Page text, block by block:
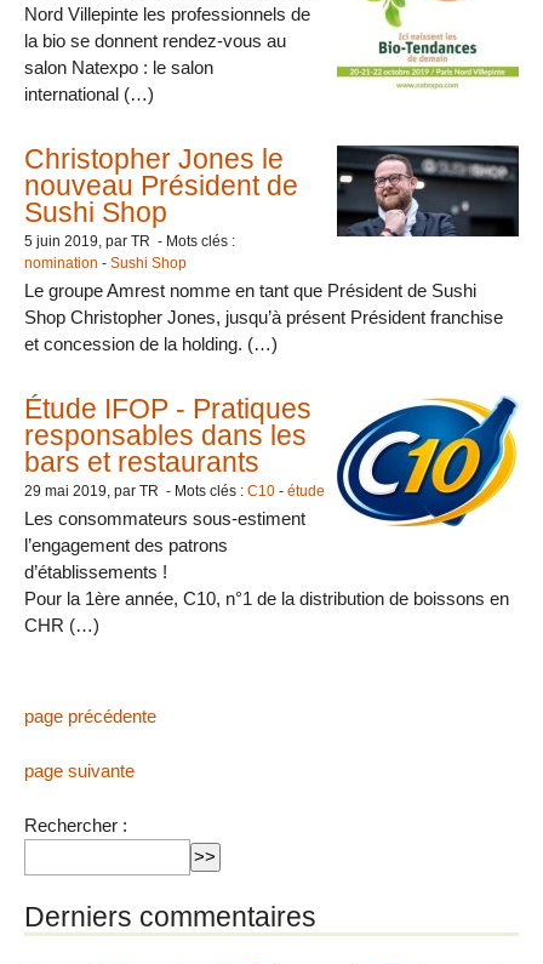
Nord Villepinte les professionnels de
la bio se donnent rendez-vous au
salon Natexpo : le salon
international (…)
Christopher Jones le
nouveau Président de
Sushi Shop
5 juin 2019, par TR - Mots clés :
nomination - Sushi Shop
Le groupe Amrest nomme en tant que Président de Sushi
Shop Christopher Jones, jusqu’à présent Président franchise
et concession de la holding. (…)
Étude IFOP - Pratiques
responsables dans les
bars et restaurants
29 mai 2019, par TR - Mots clés : C10 - étude
Les consommateurs sous-estiment
l’engagement des patrons
d’établissements !
Pour la 1ère année, C10, n°1 de la distribution de boissons en
CHR (…)
page précédente
page suivante
Rechercher :
Derniers commentaires